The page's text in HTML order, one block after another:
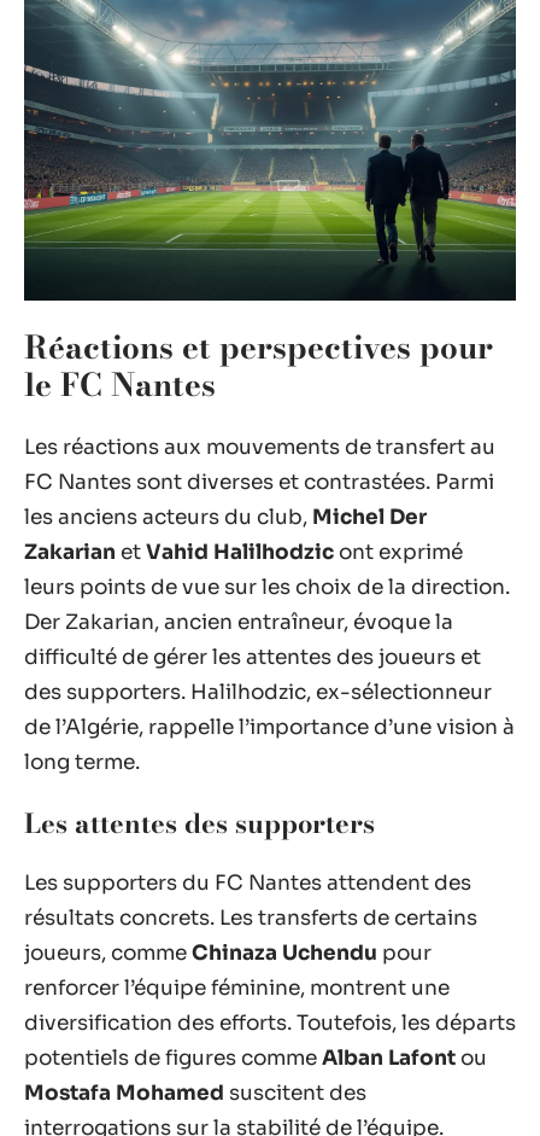
Réactions et perspectives pour
le FC Nantes
Les réactions aux mouvements de transfert au
FC Nantes sont diverses et contrastées. Parmi
les anciens acteurs du club, Michel Der
Zakarian etVahid Halilhodzic ont exprimé
leurs points de vue sur les choix de la direction.
Der Zakarian, ancien entraîneur, évoque la
difficulté de gérer les attentes des joueurs et
des supporters. Halilhodzic, ex-sélectionneur
de l’Algérie, rappelle l’importance d’une vision à
long terme.
Les attentes des supporters
Les supporters du FC Nantes attendent des
résultats concrets. Les transferts de certains
joueurs, commeChinaza Uchendu pour
renforcer l’équipe féminine, montrent une
diversification des efforts. Toutefois, les départs
potentiels de figures commeAlban Lafont ou
Mostafa Mohamed suscitent des
interrogations sur la stabilité de l’équipe.